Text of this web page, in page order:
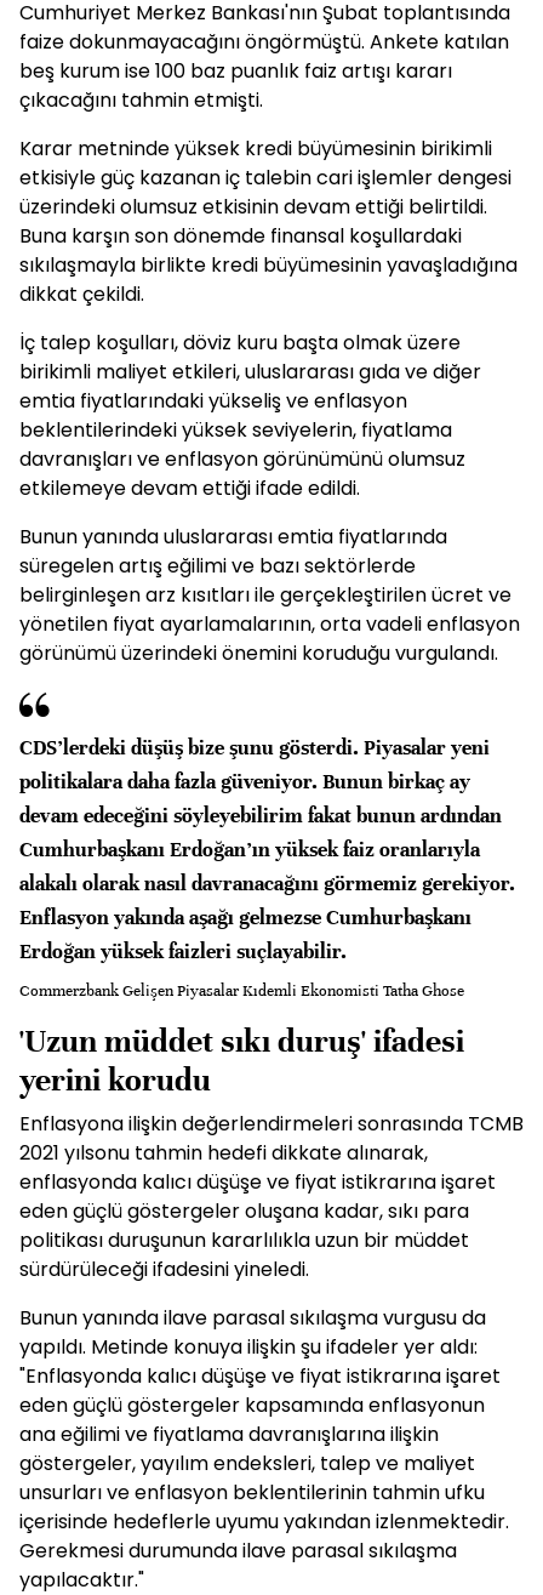
Cumhuriyet Merkez Bankası'nın Şubat toplantısında
faize dokunmayacağını öngörmüştü. Ankete katılan
beş kurum ise 100 baz puanlık faiz artışı kararı
çıkacağını tahmin etmişti.
Karar metninde yüksek kredi büyümesinin birikimli
etkisiyle güç kazanan iç talebin cari işlemler dengesi
üzerindeki olumsuz etkisinin devam ettiği belirtildi.
Buna karşın son dönemde finansal koşullardaki
sıkılaşmayla birlikte kredi büyümesinin yavaşladığına
dikkat çekildi.
İç talep koşulları, döviz kuru başta olmak üzere
birikimli maliyet etkileri, uluslararası gıda ve diğer
emtia fiyatlarındaki yükseliş ve enflasyon
beklentilerindeki yüksek seviyelerin, fiyatlama
davranışları ve enflasyon görünümünü olumsuz
etkilemeye devam ettiği ifade edildi.
Bunun yanında uluslararası emtia fiyatlarında
süregelen artış eğilimi ve bazı sektörlerde
belirginleşen arz kısıtları ile gerçekleştirilen ücret ve
yönetilen fiyat ayarlamalarının, orta vadeli enflasyon
görünümü üzerindeki önemini koruduğu vurgulandı.
CDS’lerdeki düşüş bize şunu gösterdi. Piyasalar yeni
politikalara daha fazla güveniyor. Bunun birkaç ay
devam edeceğini söyleyebilirim fakat bunun ardından
Cumhurbaşkanı Erdoğan’ın yüksek faiz oranlarıyla
alakalı olarak nasıl davranacağını görmemiz gerekiyor.
Enflasyon yakında aşağı gelmezse Cumhurbaşkanı
Erdoğan yüksek faizleri suçlayabilir.
Commerzbank Gelişen Piyasalar Kıdemli Ekonomisti Tatha Ghose
'Uzun müddet sıkı duruş' ifadesi
yerini korudu
Enflasyona ilişkin değerlendirmeleri sonrasında TCMB
2021 yılsonu tahmin hedefi dikkate alınarak,
enflasyonda kalıcı düşüşe ve fiyat istikrarına işaret
eden güçlü göstergeler oluşana kadar, sıkı para
politikası duruşunun kararlılıkla uzun bir müddet
sürdürüleceği ifadesini yineledi.
Bunun yanında ilave parasal sıkılaşma vurgusu da
yapıldı. Metinde konuya ilişkin şu ifadeler yer aldı:
"Enflasyonda kalıcı düşüşe ve fiyat istikrarına işaret
eden güçlü göstergeler kapsamında enflasyonun
ana eğilimi ve fiyatlama davranışlarına ilişkin
göstergeler, yayılım endeksleri, talep ve maliyet
unsurları ve enflasyon beklentilerinin tahmin ufku
içerisinde hedeflerle uyumu yakından izlenmektedir.
Gerekmesi durumunda ilave parasal sıkılaşma
yapılacaktır."